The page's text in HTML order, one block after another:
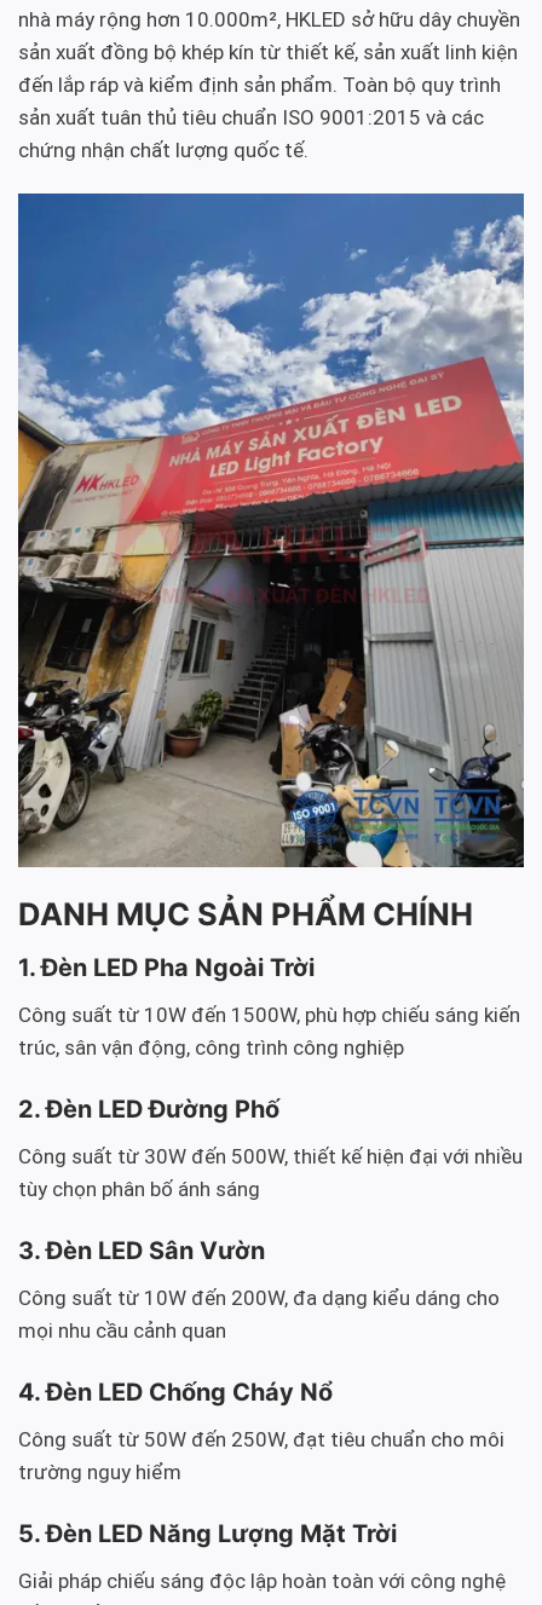
nhà máy rộng hơn 10.000m², HKLED sở hữu dây chuyền
sản xuất đồng bộ khép kín từ thiết kế, sản xuất linh kiện
đến lắp ráp và kiểm định sản phẩm. Toàn bộ quy trình
sản xuất tuân thủ tiêu chuẩn ISO 9001:2015 và các
chứng nhận chất lượng quốc tế.
DANH MỤC SẢN PHẨM CHÍNH
1. Đèn LED Pha Ngoài Trời
Công suất từ 10W đến 1500W, phù hợp chiếu sáng kiến
trúc, sân vận động, công trình công nghiệp
2. Đèn LED Đường Phố
Công suất từ 30W đến 500W, thiết kế hiện đại với nhiều
tùy chọn phân bố ánh sáng
3. Đèn LED Sân Vườn
Công suất từ 10W đến 200W, đa dạng kiểu dáng cho
mọi nhu cầu cảnh quan
4. Đèn LED Chống Cháy Nổ
Công suất từ 50W đến 250W, đạt tiêu chuẩn cho môi
trường nguy hiểm
5. Đèn LED Năng Lượng Mặt Trời
Giải pháp chiếu sáng độc lập hoàn toàn với công nghệ